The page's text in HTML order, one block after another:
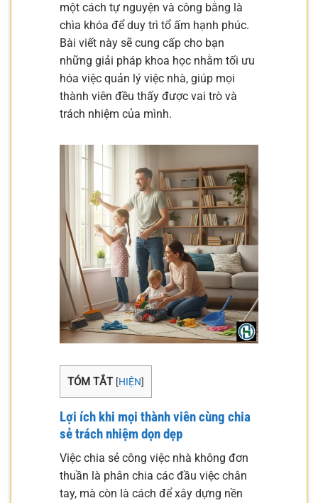
một cách tự nguyện và công bằng là
chìa khóa để duy trì tổ ấm hạnh phúc.
Bài viết này sẽ cung cấp cho bạn
những giải pháp khoa học nhằm tối ưu
hóa việc quản lý việc nhà, giúp mọi
thành viên đều thấy được vai trò và
trách nhiệm của mình.
TÓM TẮT [HIỆN]
Lợi ích khi mọi thành viên cùng chia
sẻ trách nhiệm dọn dẹp
Việc chia sẻ công việc nhà không đơn
thuần là phân chia các đầu việc chân
tay, mà còn là cách để xây dựng nền